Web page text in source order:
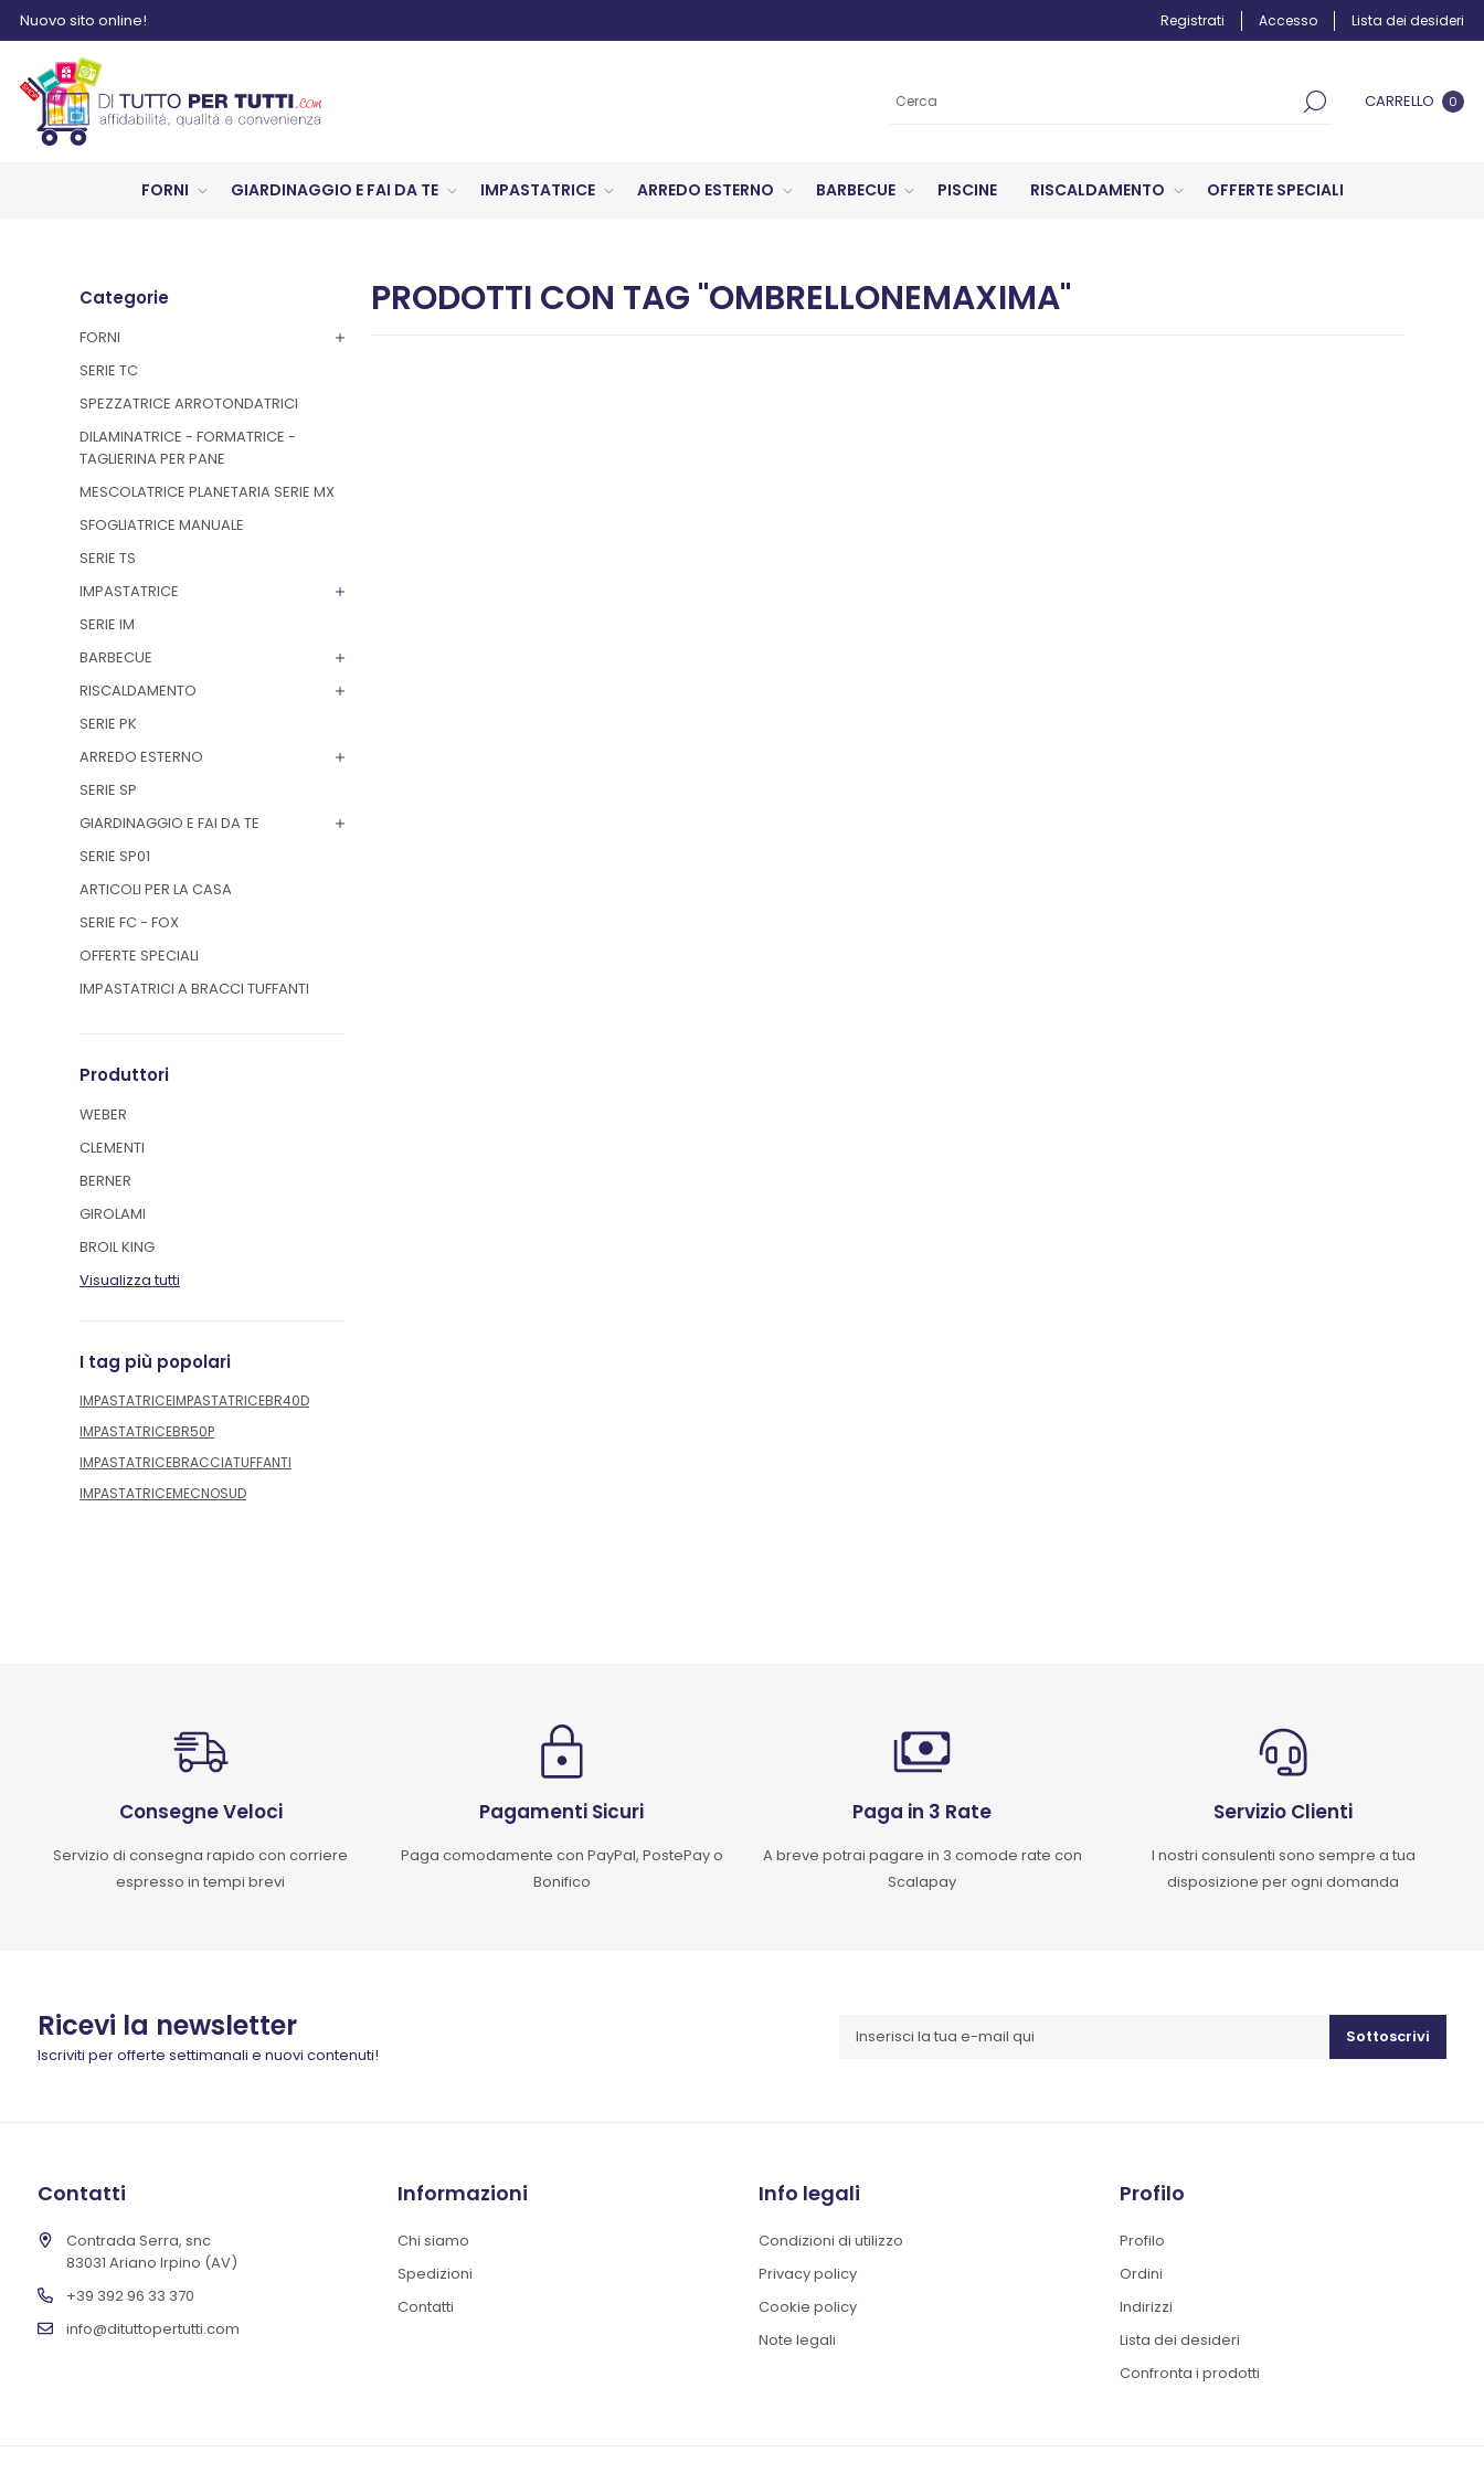
Nuovo sito online! Registrati Accesso Lista dei desideri
CARRELLO 0
FORNI GIARDINAGGIO E FAI DA TE IMPASTATRICE ARREDO ESTERNO BARBECUE PISCINE RISCALDAMENTO OFFERTE SPECIALI
Categorie
FORNI
SERIE TC
SPEZZATRICE ARROTONDATRICI
DILAMINATRICE - FORMATRICE -
TAGLIERINA PER PANE
MESCOLATRICE PLANETARIA SERIE MX
SFOGLIATRICE MANUALE
SERIE TS
IMPASTATRICE
SERIE IM
BARBECUE
RISCALDAMENTO
SERIE PK
ARREDO ESTERNO
SERIE SP
GIARDINAGGIO E FAI DA TE
SERIE SP01
ARTICOLI PER LA CASA
SERIE FC - FOX
OFFERTE SPECIALI
IMPASTATRICI A BRACCI TUFFANTI
Produttori
WEBER
CLEMENTI
BERNER
GIROLAMI
BROIL KING
Visualizza tutti
I tag più popolari
IMPASTATRICEIMPASTATRICEBR40D
IMPASTATRICEBR50P
IMPASTATRICEBRACCIATUFFANTI
IMPASTATRICEMECNOSUD
PRODOTTI CON TAG "OMBRELLONEMAXIMA"
Consegne Veloci
Servizio di consegna rapido con corriere
espresso in tempi brevi
Pagamenti Sicuri
Paga comodamente con PayPal, PostePay o
Bonifico
Paga in 3 Rate
A breve potrai pagare in 3 comode rate con
Scalapay
Servizio Clienti
I nostri consulenti sono sempre a tua
disposizione per ogni domanda
Ricevi la newsletter
Iscriviti per offerte settimanali e nuovi contenuti!
Sottoscrivi
Contatti
Contrada Serra, snc
83031 Ariano Irpino (AV)
+39 392 96 33 370
info@dituttopertutti.com
Informazioni
Chi siamo
Spedizioni
Contatti
Info legali
Condizioni di utilizzo
Privacy policy
Cookie policy
Note legali
Profilo
Profilo
Ordini
Indirizzi
Lista dei desideri
Confronta i prodotti